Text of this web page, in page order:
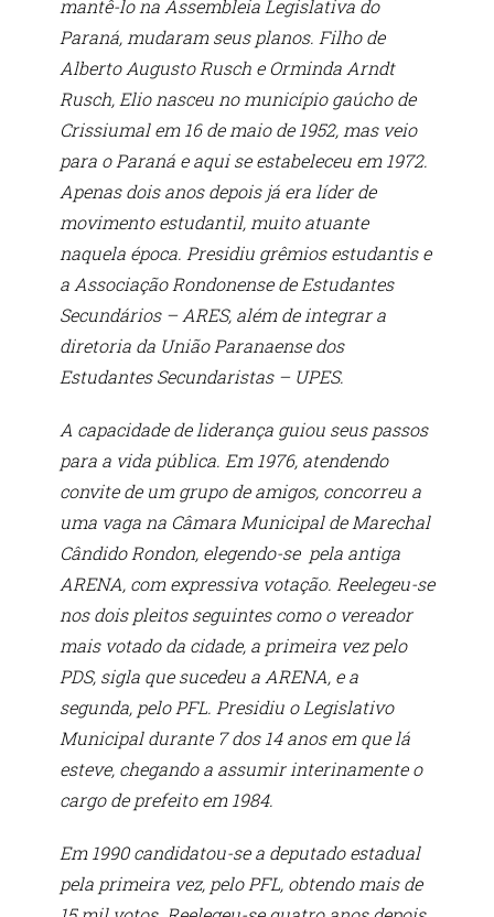
mantê-lo na Assembleia Legislativa do
Paraná, mudaram seus planos. Filho de
Alberto Augusto Rusch e Orminda Arndt
Rusch, Elio nasceu no município gaúcho de
Crissiumal em 16 de maio de 1952, mas veio
para o Paraná e aqui se estabeleceu em 1972.
Apenas dois anos depois já era líder de
movimento estudantil, muito atuante
naquela época. Presidiu grêmios estudantis e
a Associação Rondonense de Estudantes
Secundários – ARES, além de integrar a
diretoria da União Paranaense dos
Estudantes Secundaristas – UPES.
A capacidade de liderança guiou seus passos
para a vida pública. Em 1976, atendendo
convite de um grupo de amigos, concorreu a
uma vaga na Câmara Municipal de Marechal
Cândido Rondon, elegendo-se pela antiga
ARENA, com expressiva votação. Reelegeu-se
nos dois pleitos seguintes como o vereador
mais votado da cidade, a primeira vez pelo
PDS, sigla que sucedeu a ARENA, e a
segunda, pelo PFL. Presidiu o Legislativo
Municipal durante 7 dos 14 anos em que lá
esteve, chegando a assumir interinamente o
cargo de prefeito em 1984.
Em 1990 candidatou-se a deputado estadual
pela primeira vez, pelo PFL, obtendo mais de